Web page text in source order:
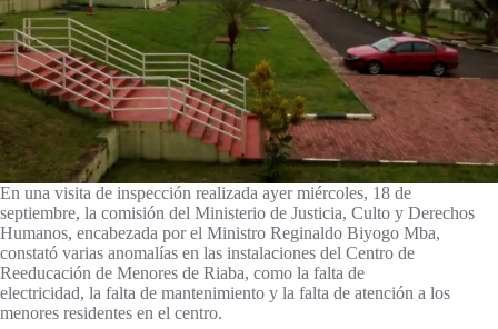
En una visita de inspección realizada ayer miércoles, 18 de
septiembre, la comisión del Ministerio de Justicia, Culto y Derechos
Humanos, encabezada por el Ministro Reginaldo Biyogo Mba,
constató varias anomalías en las instalaciones del Centro de
Reeducación de Menores de Riaba, como la falta de
electricidad, la falta de mantenimiento y la falta de atención a los
menores residentes en el centro.